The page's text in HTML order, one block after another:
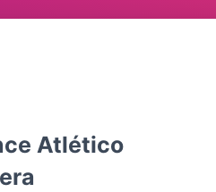
Atlético